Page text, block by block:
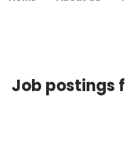
Job postings